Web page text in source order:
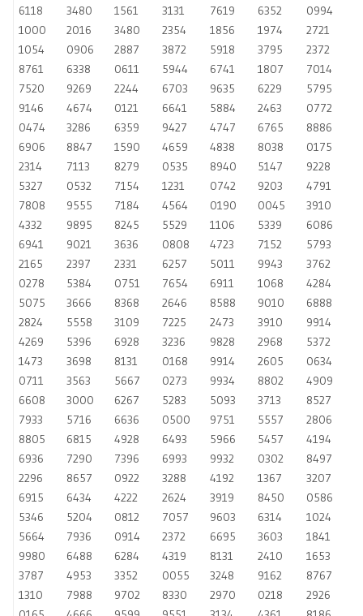
6118
3480 1561 3131 7619 6352
0994
1000
2016 3480 2354 1856 1974
2721
1054
0906 2887 3872 5918 3795
2372
8761
6338 0611 5944 6741 1807
7014
7520
9269 2244 6703 9635 6229
5795
9146
4674 0121 6641 5884 2463
0772
0474
3286 6359 9427 4747 6765
8886
6906
8847 1590 4659 4838 8038
0175
2314
7113 8279 0535 8940 5147
9228
5327
0532 7154 1231 0742 9203
4791
7808
9555 7184 4564 0190 0045
3910
4332
9895 8245 5529 1106 5339
6086
6941
9021 3636 0808 4723 7152
5793
2165
2397 2331 6257 5011 9943
3762
0278
5384 0751 7654 6911 1068
4284
5075
3666 8368 2646 8588 9010
6888
2824
5558 3109 7225 2473 3910
9914
4269
5396 6928 3236 9828 2968
5372
1473
3698 8131 0168 9914 2605
0634
0711
3563 5667 0273 9934 8802
4909
6608
3000 6267 5283 5093 3713
8527
7933
5716 6636 0500 9751 5557
2806
8805
6815 4928 6493 5966 5457
4194
6936
7290 7396 6993 9932 0302
8497
2296
8657 0922 3288 4192 1367
3207
6915
6434 4222 2624 3919 8450
0586
5346
5204 0812 7057 9603 6314
1024
5664
7936 0914 2372 6695 3603
1841
9980
6488 6284 4319 8131 2410
1653
3787
4953 3352 0055 3248 9162
8767
1310
7988 9702 8330 2970 0218
2926